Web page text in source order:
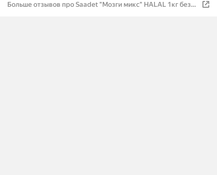
Больше отзывов про Saadet "Мозги микс" HALAL 1кг без